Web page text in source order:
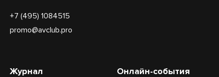
+7 (495) 1084515
promo@avclub.pro
Журнал
Онлайн-события